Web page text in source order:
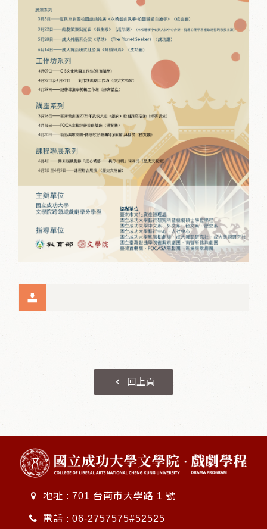
回上頁
地址 : 701 台南市大學路 1 號
電話 :06-2757575#52525